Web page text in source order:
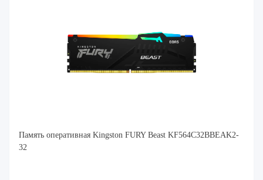
Память оперативная Kingston FURY Beast KF564C32BBEAK2-
32